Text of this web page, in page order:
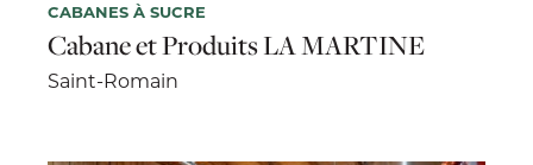
CABANES À SUCRE
Cabane et Produits LA MARTINE
Saint-Romain